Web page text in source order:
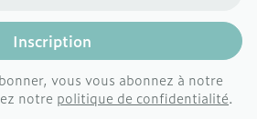
Inscription
vous vous abonnez à notre
notre politique de confidentialité.